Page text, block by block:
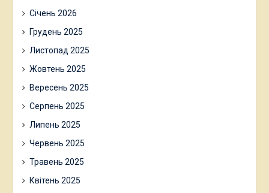
Січень 2026
Грудень 2025
Листопад 2025
Жовтень 2025
Вересень 2025
Серпень 2025
Липень 2025
Червень 2025
Травень 2025
Квітень 2025